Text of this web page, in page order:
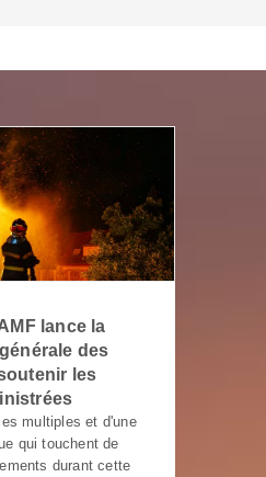
lance la
des
les
multiples et d'une
qui touchent de
durant cette